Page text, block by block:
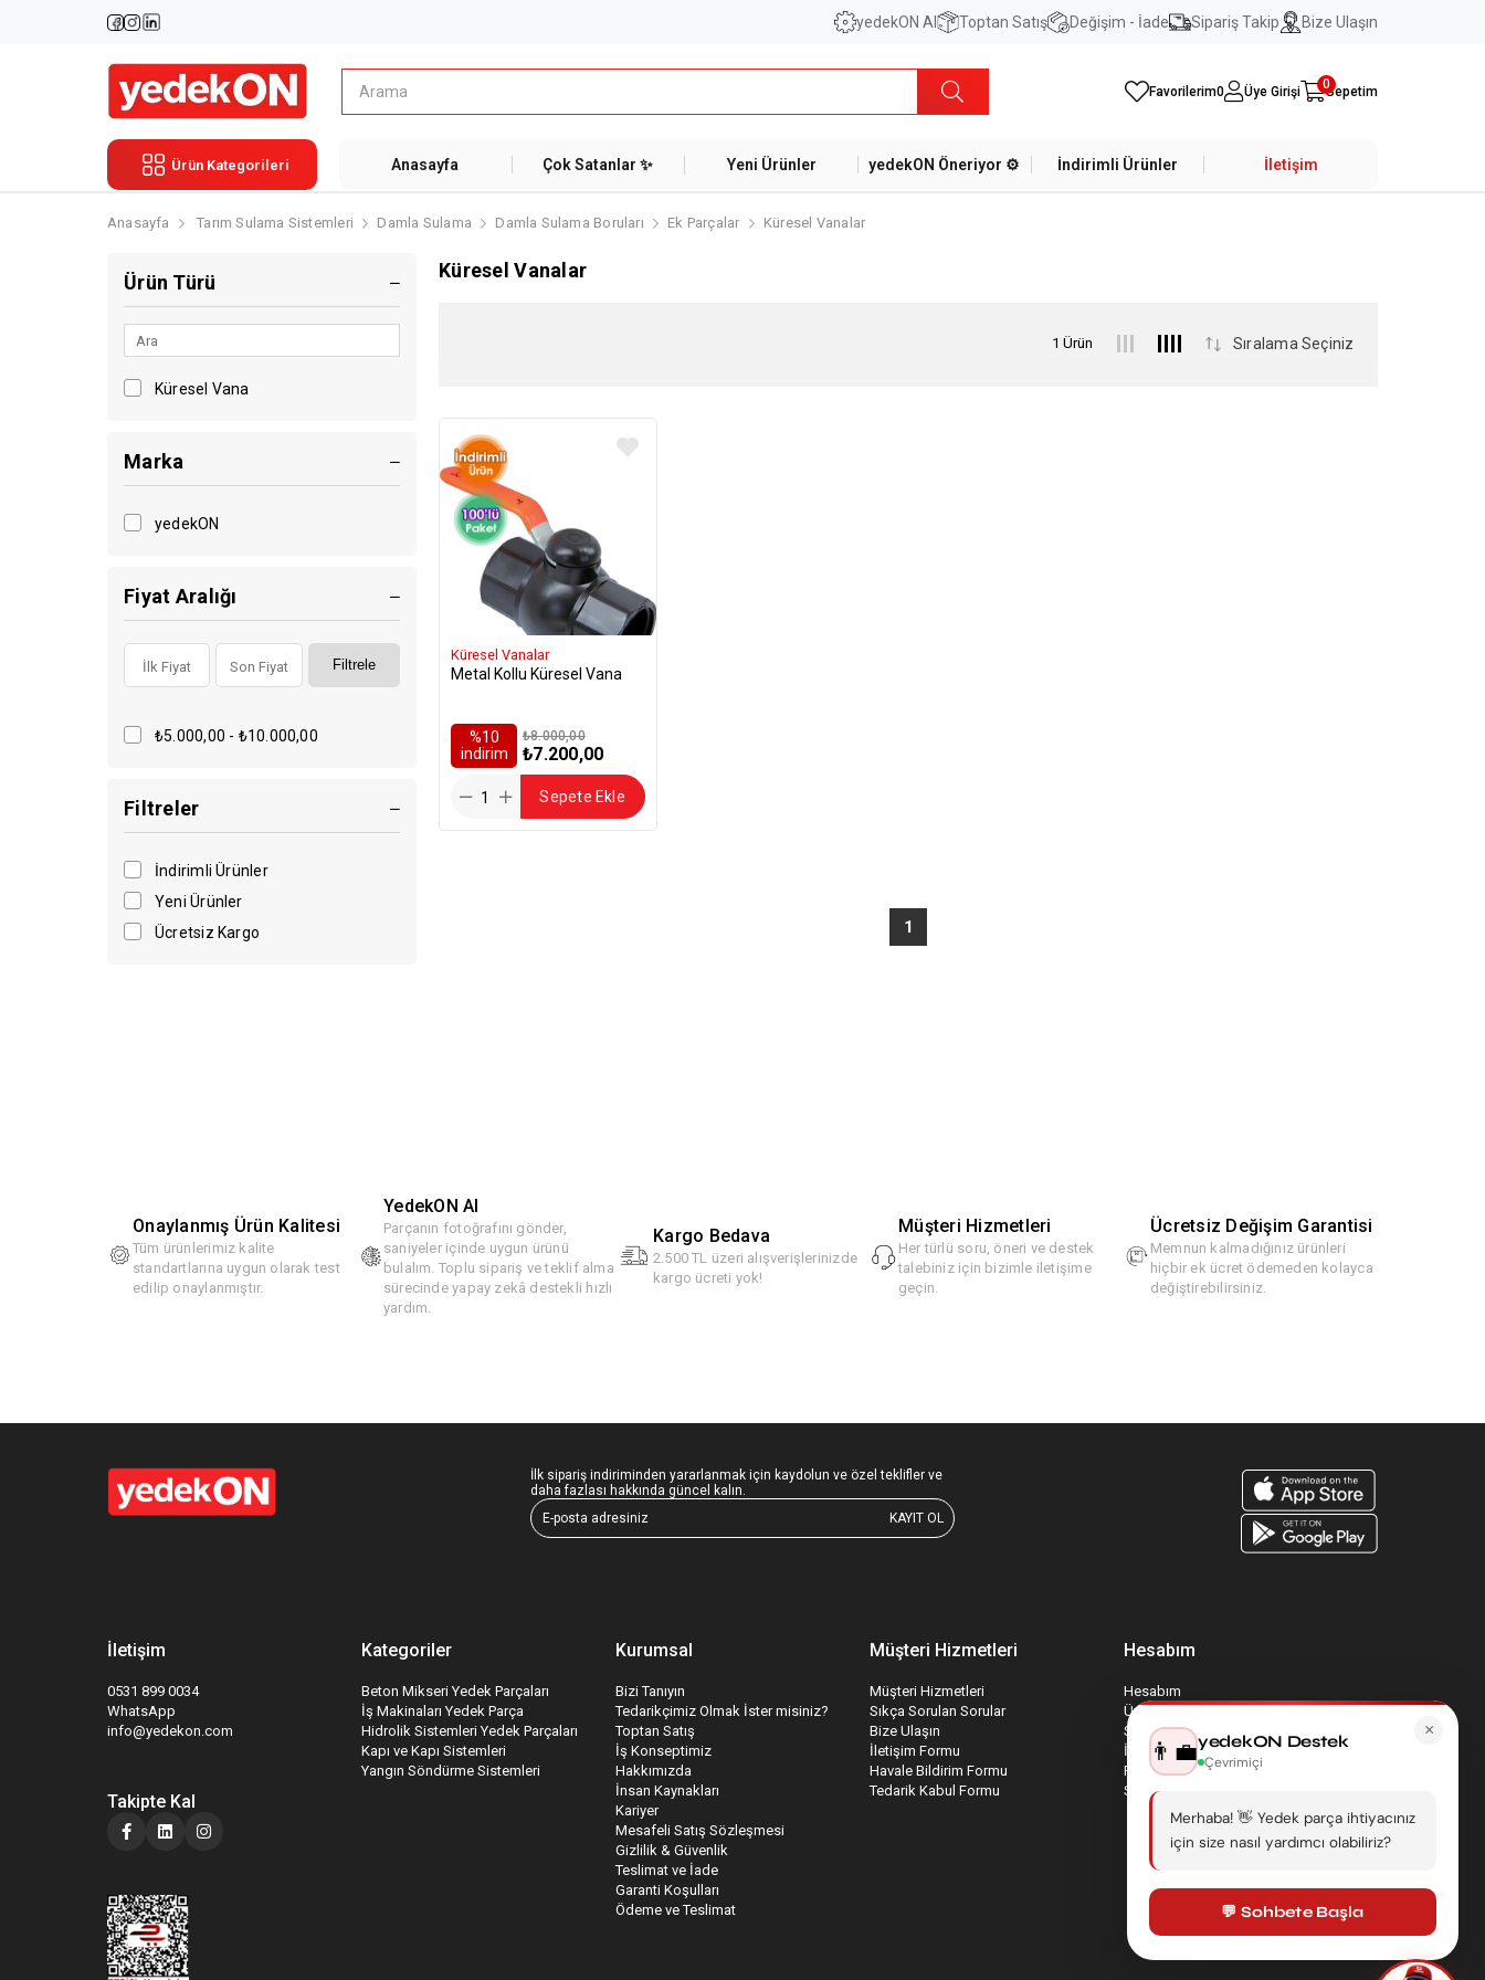
yedekON AI Toptan Satış Değişim - İade Sipariş Takip Bize Ulaşın
Favorilerim0 Üye Girişi Sepetim
0
Ürün Kategorileri Anasayfa Çok Satanlar ✨ Yeni Ürünler yedekON Öneriyor ⚙️ İndirimli Ürünler İletişim
Anasayfa Tarım Sulama Sistemleri Damla Sulama Damla Sulama Boruları Ek Parçalar Küresel Vanalar
Ürün Türü
Küresel Vana
Marka
yedekON
Fiyat Aralığı
Filtrele
₺5.000,00 - ₺10.000,00
Filtreler
İndirimli Ürünler
Yeni Ürünler
Ücretsiz Kargo
Küresel Vanalar
1 Ürün
Küresel Vanalar
Metal Kollu Küresel Vana
%10
i̇ndirim
₺7.200,00
₺8.000,00
Sepete Ekle
1
Onaylanmış Ürün Kalitesi
Tüm ürünlerimiz kalite
standartlarına uygun olarak test
edilip onaylanmıştır.
YedekON AI
Parçanın fotoğrafını gönder,
saniyeler içinde uygun ürünü
bulalım. Toplu sipariş ve teklif alma
sürecinde yapay zekâ destekli hızlı
yardım.
Kargo Bedava
2.500 TL üzeri alışverişlerinizde
kargo ücreti yok!
Müşteri Hizmetleri
Her türlü soru, öneri ve destek
talebiniz için bizimle iletişime
geçin.
Ücretsiz Değişim Garantisi
Memnun kalmadığınız ürünleri
hiçbir ek ücret ödemeden kolayca
değiştirebilirsiniz.
İlk sipariş indiriminden yararlanmak için kaydolun ve özel teklifler ve
daha fazlası hakkında güncel kalın.
KAYIT OL
İletişim
0531 899 0034
WhatsApp
info@yedekon.com
Takipte Kal
Kategoriler
Beton Mikseri Yedek Parçaları
İş Makinaları Yedek Parça
Hidrolik Sistemleri Yedek Parçaları
Kapı ve Kapı Sistemleri
Yangın Söndürme Sistemleri
Kurumsal
Bizi Tanıyın
Tedarikçimiz Olmak İster misiniz?
Toptan Satış
İş Konseptimiz
Hakkımızda
İnsan Kaynakları
Kariyer
Mesafeli Satış Sözleşmesi
Gizlilik & Güvenlik
Teslimat ve İade
Garanti Koşulları
Ödeme ve Teslimat
Müşteri Hizmetleri
Müşteri Hizmetleri
Sıkça Sorulan Sorular
Bize Ulaşın
İletişim Formu
Havale Bildirim Formu
Tedarik Kabul Formu
Hesabım
Hesabım
Üyelik Bilgilerim
Sepetim
İade Taleplerim
Favori Ürünlerim
Sipariş Takip
×
👨‍💼yedekON Destek
Çevrimiçi
Merhaba! 👋 Yedek parça ihtiyacınız
için size nasıl yardımcı olabiliriz?
💬 Sohbete Başla